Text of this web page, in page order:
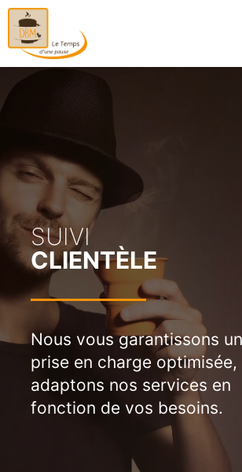
SUIVI
CLIENTÈLE
Nous vous garantissons
prise en charge optimisée,
adaptons nos services en
fonction de vos besoins.